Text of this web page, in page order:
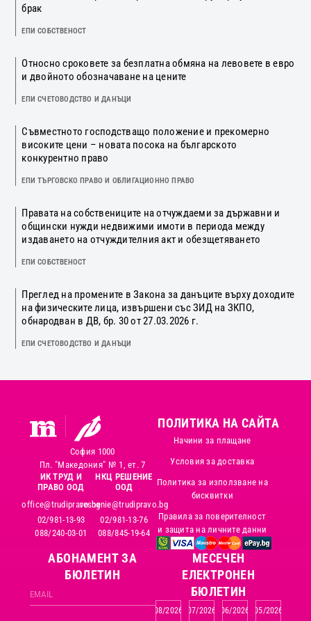
брак
ЕПИ СОБСТВЕНОСТ
Относно сроковете за безплатна обмяна на левовете в евро
и двойното обозначаване на цените
ЕПИ СЧЕТОВОДСТВО И ДАНЪЦИ
Съвместното господстващо положение и прекомерно
високите цени – новата посока на българското
конкурентно право
ЕПИ ТЪРГОВСКО ПРАВО И ОБЛИГАЦИОННО ПРАВО
Правата на собствениците на отчуждаеми за държавни и
общински нужди недвижими имоти в периода между
издаването на отчуждителния акт и обезщетяването
ЕПИ СОБСТВЕНОСТ
Преглед на промените в Закона за данъците върху доходите
на физическите лица, извършени със ЗИД на ЗКПО,
обнародван в ДВ, бр. 30 от 27.03.2026 г.
ЕПИ СЧЕТОВОДСТВО И ДАНЪЦИ
София 1000
Пл. "Македония" № 1, ет. 7
ИК ТРУД И
ПРАВО ООД
office@trudipravo.bg
02/981-13-93
088/240-03-01
НКЦ РЕШЕНИЕ
ООД
reshenie@trudipravo.bg
02/981-13-76
088/845-19-64
ПОЛИТИКА НА САЙТА
Начини за плащане
Условия за доставка
Политика за използване на
бисквитки
Правила за поверителност
и защита на личните данни
АБОНАМЕНТ ЗА
БЮЛЕТИН
MЕСЕЧЕН
ЕЛЕКТРОНЕН
БЮЛЕТИН
08/2026 07/2026 06/2026 05/2026